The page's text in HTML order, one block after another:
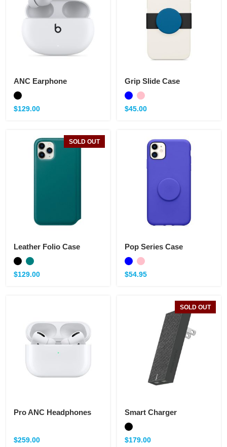
ANC Earphone
$129.00
Grip Slide Case
$45.00
SOLD OUT
Leather Folio Case
$129.00
Pop Series Case
$54.95
Pro ANC Headphones
$259.00
SOLD OUT
Smart Charger
$179.00